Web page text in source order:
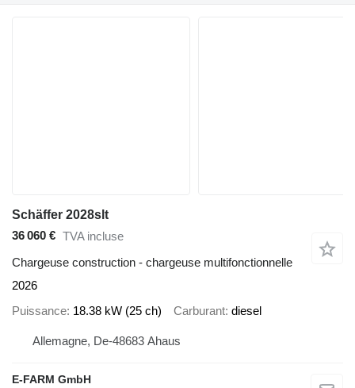
Schäffer 2028slt
36 060 € TVA incluse
Chargeuse construction - chargeuse multifonctionnelle
2026
Puissance 18.38 kW (25 ch) Carburant diesel
Allemagne, De-48683 Ahaus
E-FARM GmbH